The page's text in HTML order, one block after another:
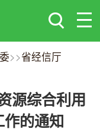
>>省经信厅
源综合利用
的通知